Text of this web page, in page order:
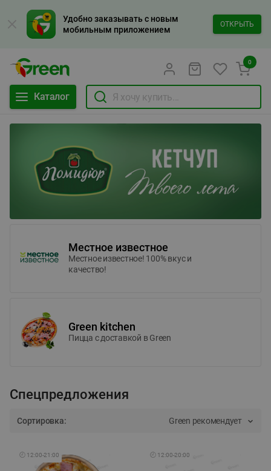
Удобно заказывать с новым
мобильным приложением
ОТКРЫТЬ
Каталог
0
Местное известное
Местное известное! 100% вкус и
качество!
Green kitchen
Пицца c доставкой в Green
Спецпредложения
Сортировка: Green рекомендует
🕘 12:00-21:00 🕘 12:00-20:00